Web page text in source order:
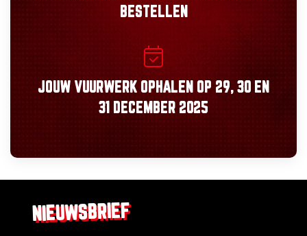
BESTELLEN
JOUW VUURWERK OPHALEN OP 29, 30 EN
31 DECEMBER 2025
NIEUWSBRIEF